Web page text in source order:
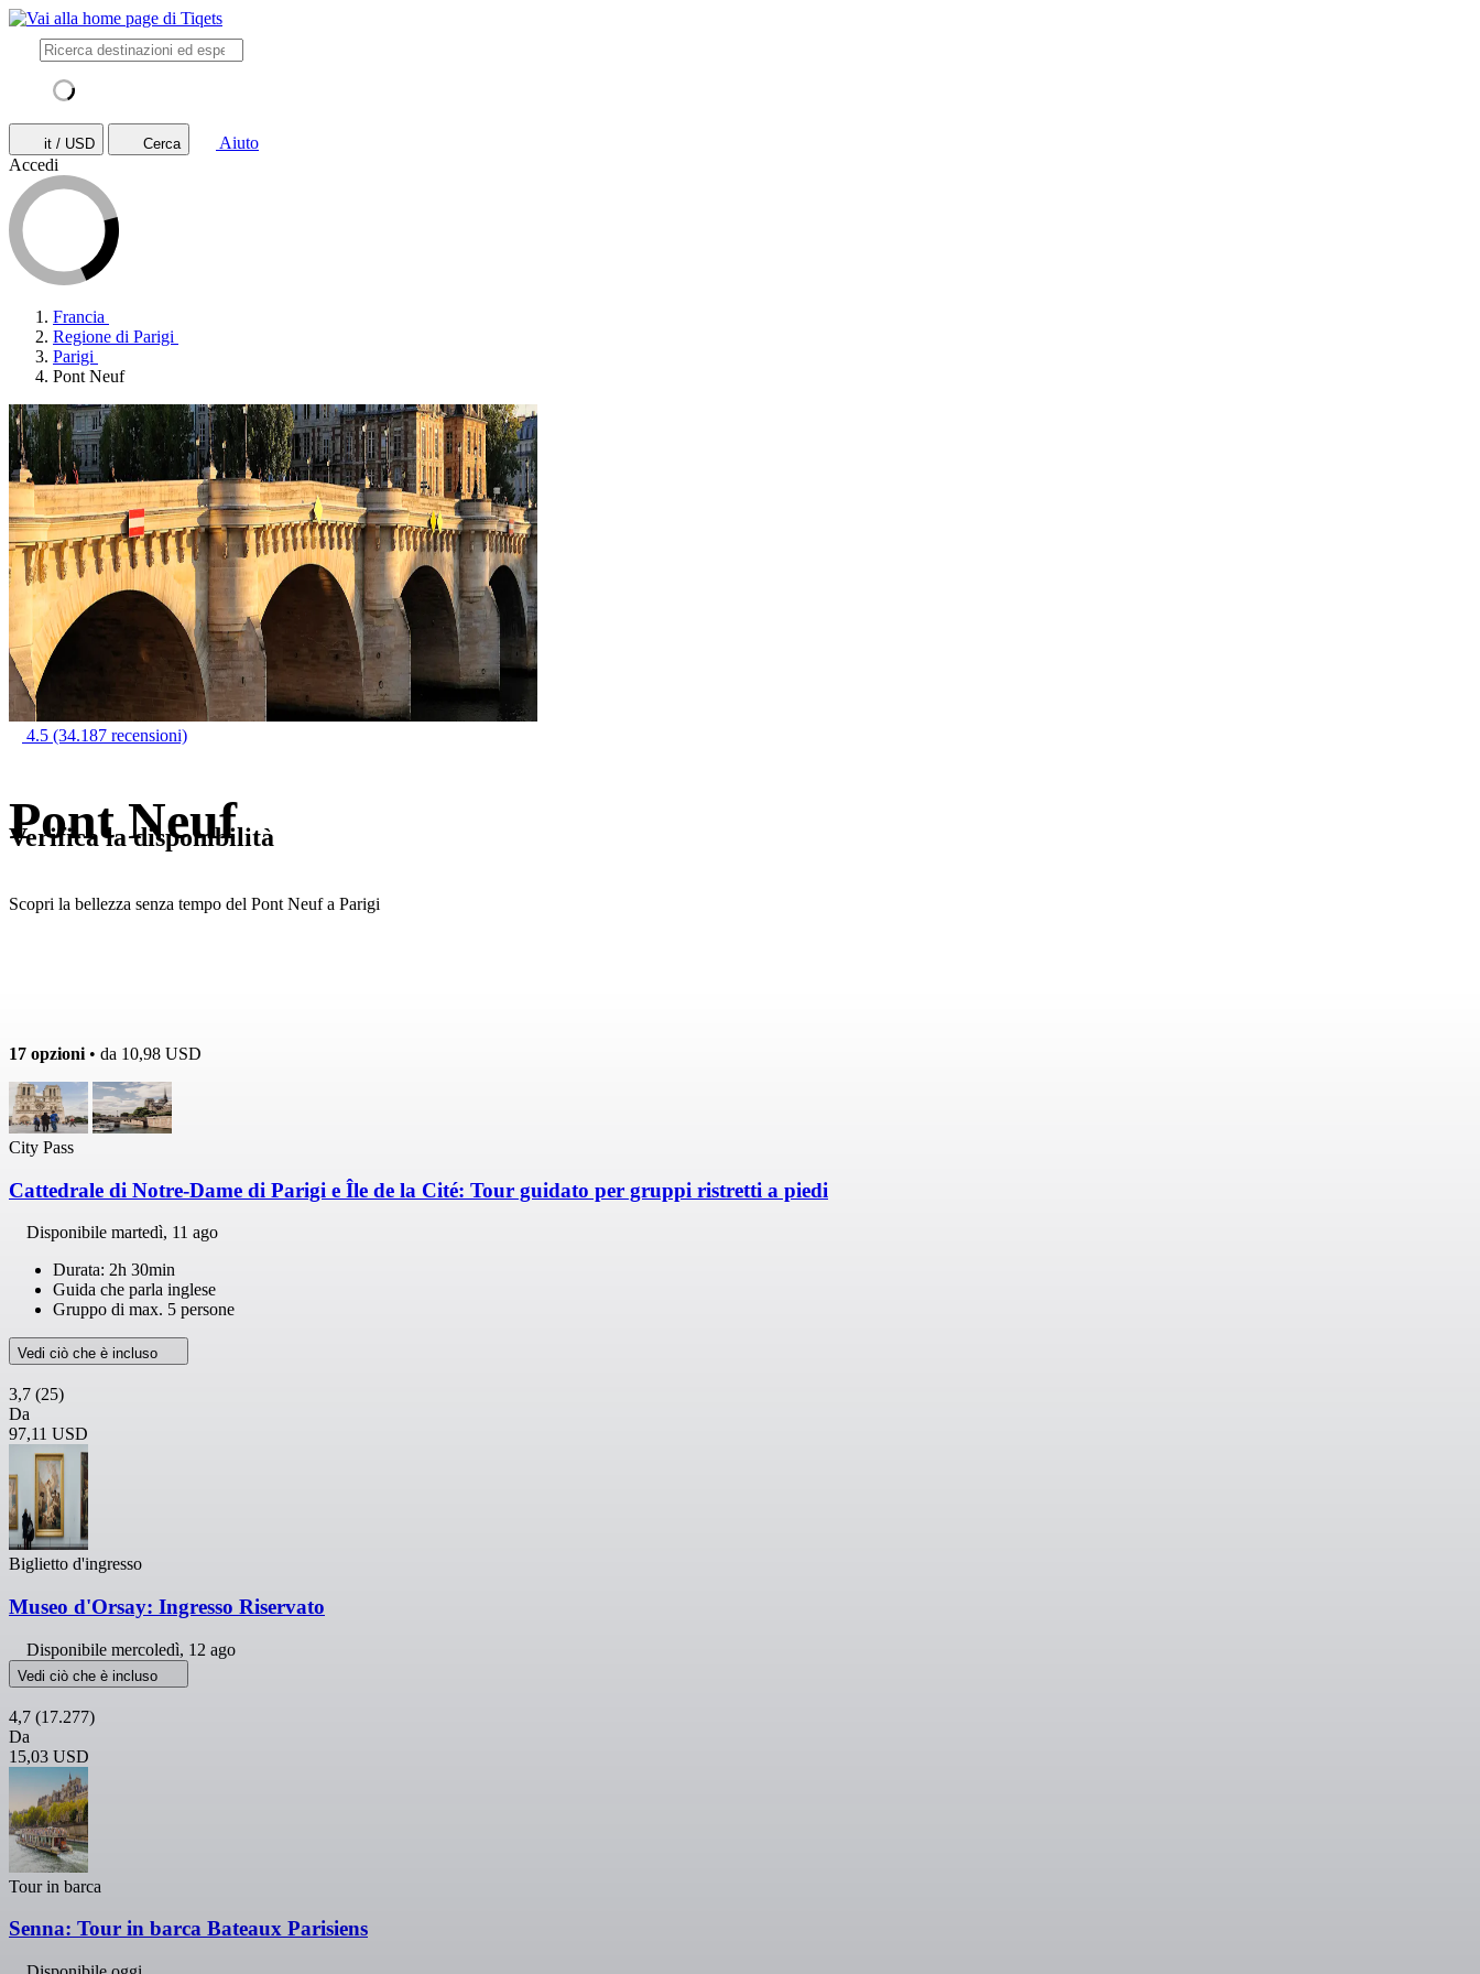
it / USD Cerca
Aiuto
Accedi
Francia
Regione di Parigi
Parigi
Pont Neuf
4.5 (34.187 recensioni)
Pont Neuf
Scopri la bellezza senza tempo del Pont Neuf a Parigi
Verifica la disponibilità
17 opzioni • da 10,98 USD
City Pass
Cattedrale di Notre-Dame di Parigi e Île de la Cité: Tour guidato per gruppi ristretti a piedi
Disponibile martedì, 11 ago
Durata: 2h 30min
Guida che parla inglese
Gruppo di max. 5 persone
Vedi ciò che è incluso
3,7 (25)
Da
97,11 USD
Biglietto d'ingresso
Museo d'Orsay: Ingresso Riservato
Disponibile mercoledì, 12 ago
Vedi ciò che è incluso
4,7 (17.277)
Da
15,03 USD
Tour in barca
Senna: Tour in barca Bateaux Parisiens